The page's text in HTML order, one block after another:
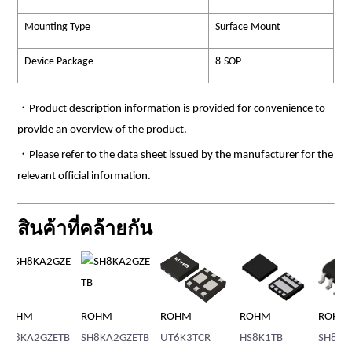
Mounting Type Surface Mount
Device Package 8-SOP
・Product description information is provided for convenience to
provide an overview of the product.
・Please refer to the data sheet issued by the manufacturer for the
relevant official information.
สินค้าที่คล้ายกัน
ROHM
UT6K3TCR
ROHM
HS8K1TB
ROHM
SH8J31GZETB